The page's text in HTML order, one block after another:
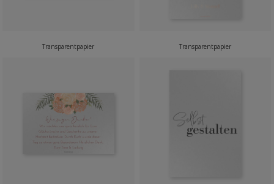
Transparentpapier Transparentpapier